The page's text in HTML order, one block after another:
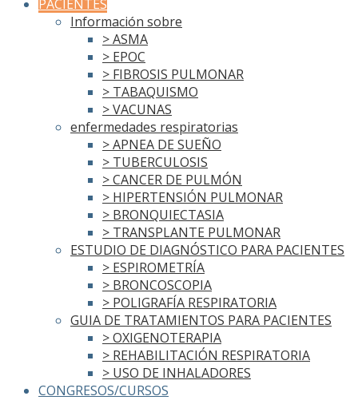
PACIENTES
Información sobre
> ASMA
> EPOC
> FIBROSIS PULMONAR
> TABAQUISMO
> VACUNAS
enfermedades respiratorias
> APNEA DE SUEÑO
> TUBERCULOSIS
> CANCER DE PULMÓN
> HIPERTENSIÓN PULMONAR
> BRONQUIECTASIA
> TRANSPLANTE PULMONAR
ESTUDIO DE DIAGNÓSTICO PARA PACIENTES
> ESPIROMETRÍA
> BRONCOSCOPIA
> POLIGRAFÍA RESPIRATORIA
GUIA DE TRATAMIENTOS PARA PACIENTES
> OXIGENOTERAPIA
> REHABILITACIÓN RESPIRATORIA
> USO DE INHALADORES
CONGRESOS/CURSOS